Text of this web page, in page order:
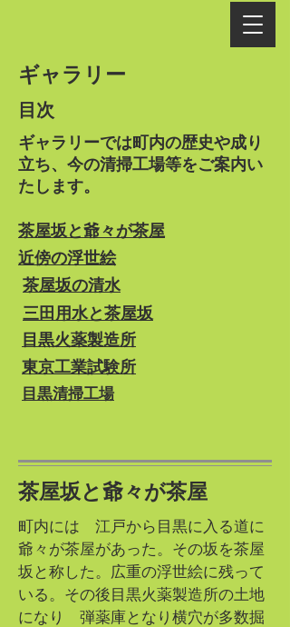
ギャラリー
目次
ギャラリーでは町内の歴史や成り
立ち、今の清掃工場等をご案内い
たします。
茶屋坂と爺々が茶屋
近傍の浮世絵
茶屋坂の清水
三田用水と茶屋坂
目黒火薬製造所
東京工業試験所
目黒清掃工場
茶屋坂と爺々が茶屋
町内には 江戸から目黒に入る道に
爺々が茶屋があった。その坂を茶屋
坂と称した。広重の浮世絵に残って
いる。その後目黒火薬製造所の土地
になり 弾薬庫となり横穴が多数掘